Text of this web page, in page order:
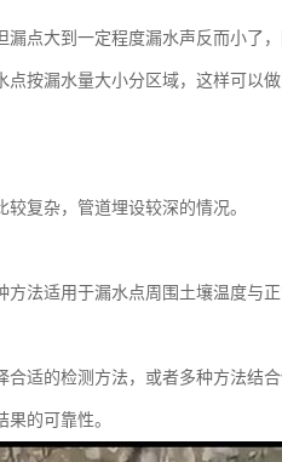
点大到一定程度漏水声反而小了，
按漏水量大小分区域，这样可以
复杂，管道埋设较深的情况。
法适用于漏水点周围土壤温度与
适的检测方法，或者多种方法结合
的可靠性。